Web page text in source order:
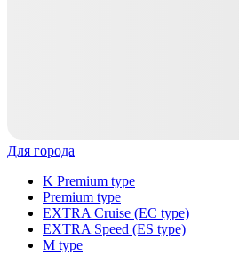
Для города
K Premium type
Premium type
EXTRA Cruise (EC type)
EXTRA Speed (ES type)
M type